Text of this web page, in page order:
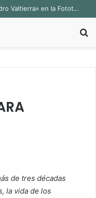
Inauguran sala permanente «Pedro Valtierra» en la Fototeca de Zacatecas
de tres décadas
la vida de los